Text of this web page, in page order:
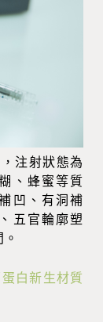
注射狀態為
、蜂蜜等質
凹、有洞補
五官輪廓塑
白新生材質